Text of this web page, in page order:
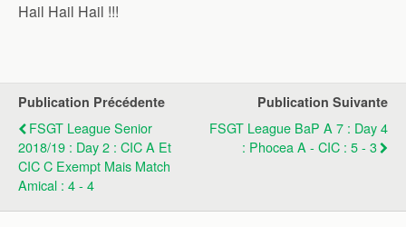
Hail Hail Hail !!!
Publication Précédente
FSGT League Senior
2018/19 : Day 2 : CIC A Et
CIC C Exempt Mais Match
Amical : 4 - 4
Publication Suivante
FSGT League BaP A 7 : Day 4
: Phocea A - CIC : 5 - 3